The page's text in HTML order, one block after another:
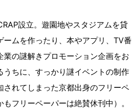
設立。遊園地やスタジアムを貸
ームを作ったり、本やアプリ、TV番
業の謎解きプロモーション企画をお
うちに、すっかり謎イベントの制作
されてしまった京都出身のフリーペ
フリーペーパーは絶賛休刊中）。